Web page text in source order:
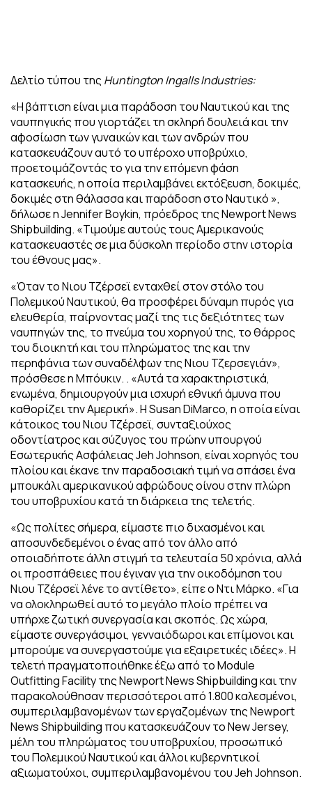
Δελτίο τύπου της Huntington Ingalls Industries:
«Η βάπτιση είναι μια παράδοση του Ναυτικού και της
ναυπηγικής που γιορτάζει τη σκληρή δουλειά και την
αφοσίωση των γυναικών και των ανδρών που
κατασκευάζουν αυτό το υπέροχο υποβρύχιο,
προετοιμάζοντάς το για την επόμενη φάση
κατασκευής, η οποία περιλαμβάνει εκτόξευση, δοκιμές,
δοκιμές στη θάλασσα και παράδοση στο Ναυτικό »,
δήλωσε η Jennifer Boykin, πρόεδρος της Newport News
Shipbuilding. «Τιμούμε αυτούς τους Αμερικανούς
κατασκευαστές σε μια δύσκολη περίοδο στην ιστορία
του έθνους μας».
«Όταν το Νιου Τζέρσεϊ ενταχθεί στον στόλο του
Πολεμικού Ναυτικού, θα προσφέρει δύναμη πυρός για
ελευθερία, παίρνοντας μαζί της τις δεξιότητες των
ναυπηγών της, το πνεύμα του χορηγού της, το θάρρος
του διοικητή και του πληρώματος της και την
περηφάνια των συναδέλφων της Νιου Τζερσεγιάν»,
πρόσθεσε η Μπόυκιν. . «Αυτά τα χαρακτηριστικά,
ενωμένα, δημιουργούν μια ισχυρή εθνική άμυνα που
καθορίζει την Αμερική». Η Susan DiMarco, η οποία είναι
κάτοικος του Νιου Τζέρσεϊ, συνταξιούχος
οδοντίατρος και σύζυγος του πρώην υπουργού
Εσωτερικής Ασφάλειας Jeh Johnson, είναι χορηγός του
πλοίου και έκανε την παραδοσιακή τιμή να σπάσει ένα
μπουκάλι αμερικανικού αφρώδους οίνου στην πλώρη
του υποβρυχίου κατά τη διάρκεια της τελετής.
«Ως πολίτες σήμερα, είμαστε πιο διχασμένοι και
αποσυνδεδεμένοι ο ένας από τον άλλο από
οποιαδήποτε άλλη στιγμή τα τελευταία 50 χρόνια, αλλά
οι προσπάθειες που έγιναν για την οικοδόμηση του
Νιου Τζέρσεϊ λένε το αντίθετο», είπε ο Ντι Μάρκο. «Για
να ολοκληρωθεί αυτό το μεγάλο πλοίο πρέπει να
υπήρχε ζωτική συνεργασία και σκοπός. Ως χώρα,
είμαστε συνεργάσιμοι, γενναιόδωροι και επίμονοι και
μπορούμε να συνεργαστούμε για εξαιρετικές ιδέες». Η
τελετή πραγματοποιήθηκε έξω από το Module
Outfitting Facility της Newport News Shipbuilding και την
παρακολούθησαν περισσότεροι από 1.800 καλεσμένοι,
συμπεριλαμβανομένων των εργαζομένων της Newport
News Shipbuilding που κατασκευάζουν το New Jersey,
μέλη του πληρώματος του υποβρυχίου, προσωπικό
του Πολεμικού Ναυτικού και άλλοι κυβερνητικοί
αξιωματούχοι, συμπεριλαμβανομένου του Jeh Johnson.